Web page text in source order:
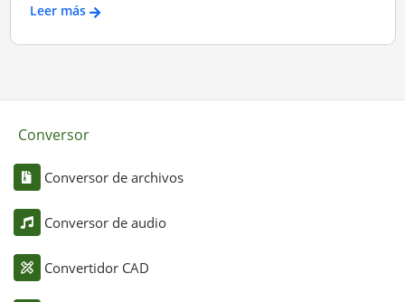
Leer más
Conversor
Conversor de archivos
Conversor de audio
Convertidor CAD